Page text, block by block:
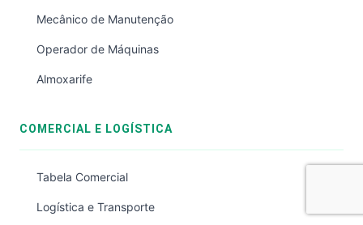
Mecânico de Manutenção
Operador de Máquinas
Almoxarife
COMERCIAL E LOGÍSTICA
Tabela Comercial
Logística e Transporte